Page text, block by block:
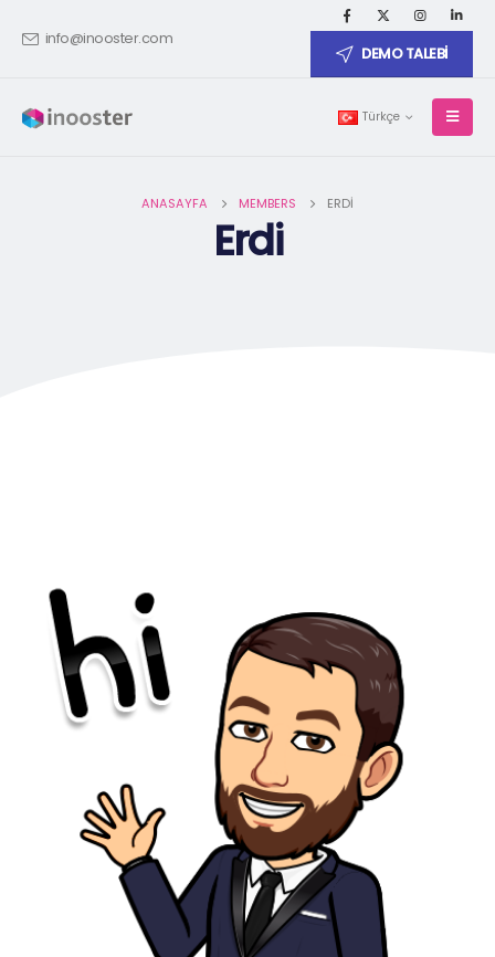
info@inooster.com
DEMO TALEBİ
Türkçe
ANASAYFA MEMBERS ERDI
Erdi